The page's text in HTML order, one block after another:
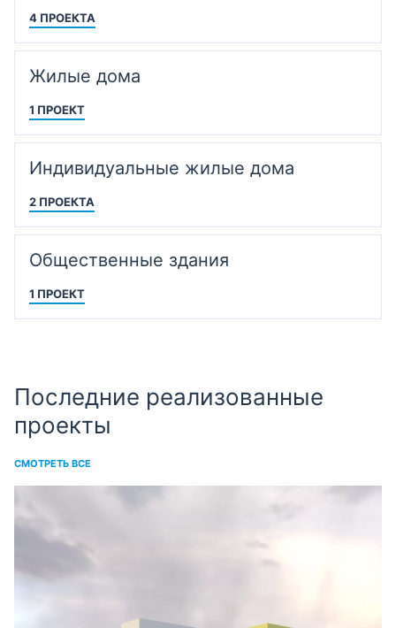
4 ПРОЕКТА
Жилые дома
1 ПРОЕКТ
Индивидуальные жилые дома
2 ПРОЕКТА
Общественные здания
1 ПРОЕКТ
Последние реализованные
проекты
СМОТРЕТЬ ВСЕ